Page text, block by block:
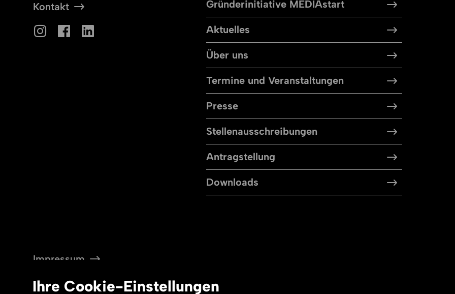
Kontakt Gründerinitiative MEDIAstart
Aktuelles
Über uns
Termine und Veranstaltungen
Presse
Stellen­aus­schreibungen
Antragstellung
Downloads
Impressum
Ihre Cookie-Einstellungen